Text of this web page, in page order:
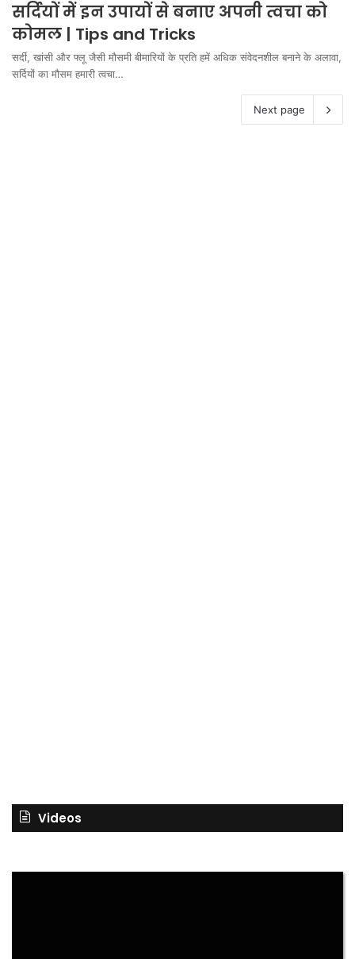
सर्दियों में इन उपायों से बनाए अपनी त्वचा को
कोमल | Tips and Tricks
सर्दी, खांसी और फ्लू जैसी मौसमी बीमारियों के प्रति हमें अधिक संवेदनशील बनाने के अलावा,
सर्दियों का मौसम हमारी त्वचा…
Next page
Videos